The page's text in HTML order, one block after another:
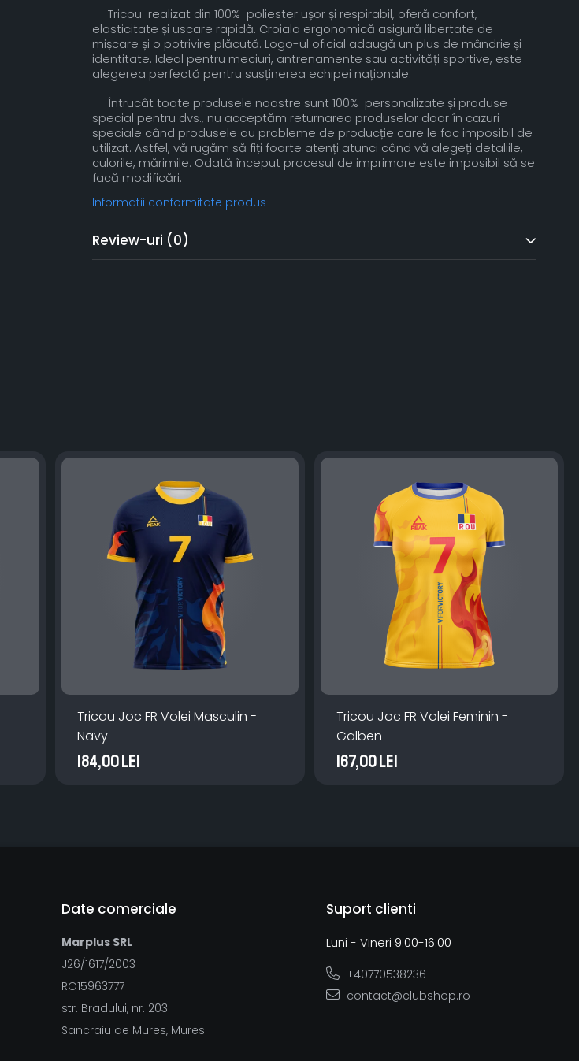
Tricou realizat din 100% poliester ușor și respirabil, oferă confort,
elasticitate și uscare rapidă. Croiala ergonomică asigură libertate de
mișcare și o potrivire plăcută. Logo-ul oficial adaugă un plus de mândrie și
identitate. Ideal pentru meciuri, antrenamente sau activități sportive, este
alegerea perfectă pentru susținerea echipei naționale.
Întrucât toate produsele noastre sunt 100% personalizate și produse
special pentru dvs., nu acceptăm returnarea produselor doar în cazuri
speciale când produsele au probleme de producție care le fac imposibil de
utilizat. Astfel, vă rugăm să fiți foarte atenți atunci când vă alegeți detaliile,
culorile, mărimile. Odată început procesul de imprimare este imposibil să se
facă modificări.
Informatii conformitate produs
Review-uri (0)
Tricou Joc FR Volei Masculin -
Navy
184,00 Lei
Tricou Joc FR Volei Feminin -
Galben
167,00 Lei
Date comerciale
Marplus SRL
J26/1617/2003
RO15963777
str. Bradului, nr. 203
Sancraiu de Mures, Mures
Suport clienti
Luni - Vineri 9:00-16:00
+40770538236
contact@clubshop.ro